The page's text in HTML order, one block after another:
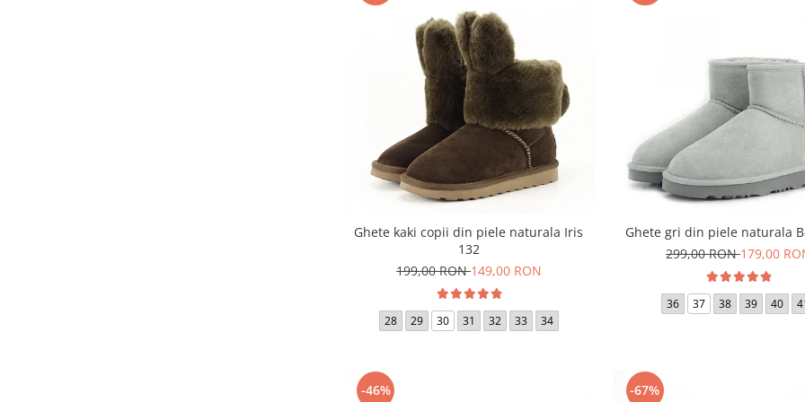
Ghete kaki copii din piele naturala Iris
132
199,00 RON149,00 RON
28 29 30 31 32 33 34
Ghete gri din piele naturala
299,00 RON179,00
36 37 38 39 40
-46% -67%